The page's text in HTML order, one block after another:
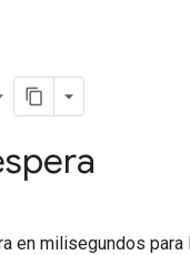
en milisegundos